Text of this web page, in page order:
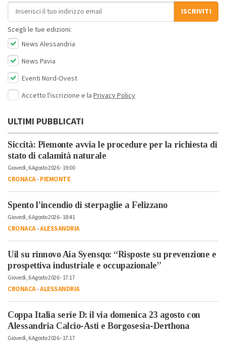
Indirizzo email
ISCRIVITI
Scegli le tue edizioni:
News Alessandria
News Pavia
Eventi Nord-Ovest
Accetto l'iscrizione e la Privacy Policy
ULTIMI PUBBLICATI
Siccità: Piemonte avvia le procedure per la richiesta di
stato di calamità naturale
Giovedì, 6 Agosto 2026 - 19:00
CRONACA-PIEMONTE
Spento l’incendio di sterpaglie a Felizzano
Giovedì, 6 Agosto 2026 - 18:41
CRONACA-ALESSANDRIA
Uil su rinnovo Aia Syensqo: “Risposte su prevenzione e
prospettiva industriale e occupazionale”
Giovedì, 6 Agosto 2026 - 17:17
CRONACA-ALESSANDRIA
Coppa Italia serie D: il via domenica 23 agosto con
Alessandria Calcio-Asti e Borgosesia-Derthona
Giovedì, 6 Agosto 2026 - 17:17